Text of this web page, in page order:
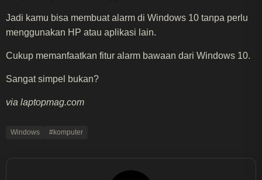
Jadi kamu bisa membuat alarm di Windows 10 tanpa perlu
menggunakan HP atau aplikasi lain.
Cukup memanfaatkan fitur alarm bawaan dari Windows 10.
Sangat simpel bukan?
via laptopmag.com
Windows #komputer